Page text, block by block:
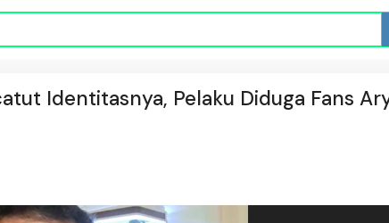
Identitasnya, Pelaku Diduga Fans